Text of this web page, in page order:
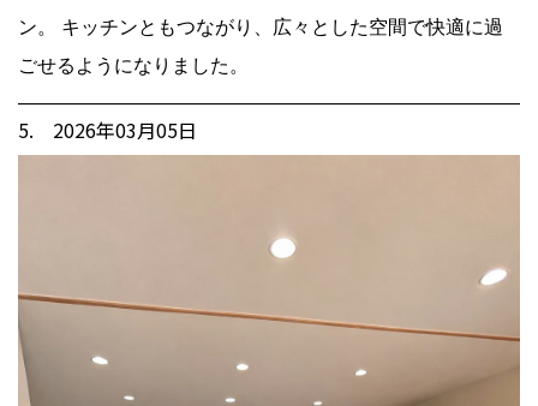
ン。 キッチンともつながり、広々とした空間で快適に過
ごせるようになりました。
5. 2026年03月05日